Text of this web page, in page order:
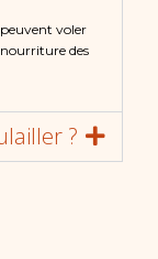
voler
des
?